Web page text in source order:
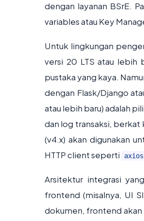
dengan layanan BSrE.
variables atau Key
Untuk lingkungan
versi 20 LTS atau lebih
pustaka yang kaya.
dengan Flask/Django
atau lebih baru) adalah
dan log transaksi, berkat
(v4.x) akan digunakan
HTTP client seperti
axios
Arsitektur integrasi
frontend (misalnya, UI
dokumen, frontend akan